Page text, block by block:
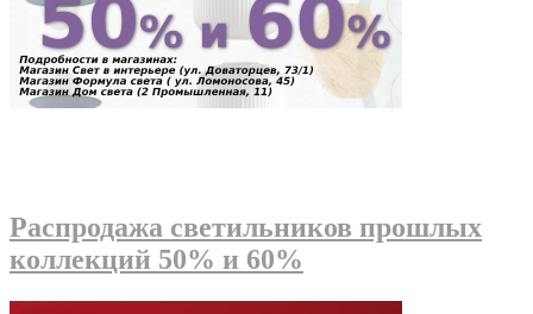
Распродажа светильников прошлых
коллекций 50% и 60%